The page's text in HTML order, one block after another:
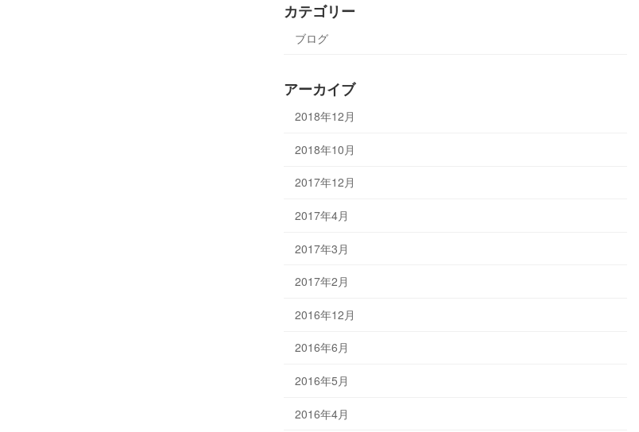
カテゴリー
ブログ
アーカイブ
2018年12月
2018年10月
2017年12月
2017年4月
2017年3月
2017年2月
2016年12月
2016年6月
2016年5月
2016年4月